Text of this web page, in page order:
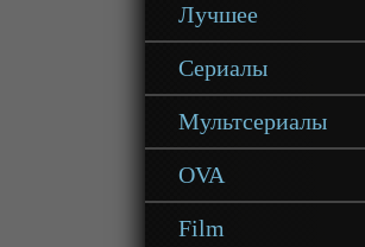
Лучшее
Сериалы
Мультсериалы
OVA
Film